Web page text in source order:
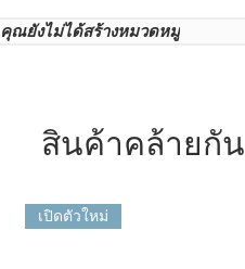
คุณยังไม่ได้สร้างหมวดหมู่
สินค้าคล้ายกัน
เปิดตัวใหม่